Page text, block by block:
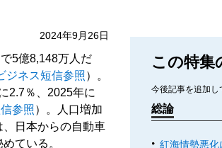
2024年9月26日
5億8,148万人だ
ジネス短信参照）。
2.7％、2025年に
参照）。人口増加
日本からの自動車
ている。
この特集
今後記事を追加し
総論
紅海情勢悪